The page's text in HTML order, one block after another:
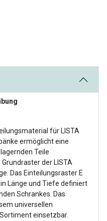
für LISTA
ermöglicht eine
Teile
der LISTA
Das Einteilungsraster E
Länge und Tiefe definiert
Schrankes. Das
universellen
einsetzbar.